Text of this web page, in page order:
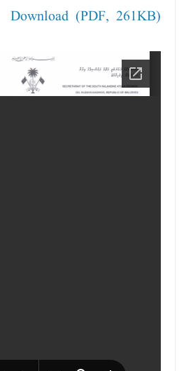
Download (PDF, 261KB)